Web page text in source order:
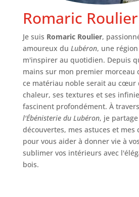
Romaric Roulier
Je suis Romaric Roulier,
amoureux du Lubéron, une
m'inspirer au quotidien. Depuis
mains sur mon premier morceau
ce matériau noble serait au cœur
chaleur, ses textures et ses
fascinent profondément. À
l'Ébénisterie du Lubéron, je
découvertes, mes astuces et
pour vous aider à donner vie à
sublimer vos intérieurs avec
bois.